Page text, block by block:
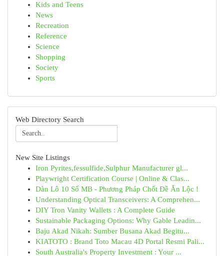
Kids and Teens
News
Recreation
Reference
Science
Shopping
Society
Sports
Web Directory Search
New Site Listings
Iron Pyrites,fessulfide,Sulphur Manufacturer gl...
Playwright Certification Course | Online & Clas...
Dàn Lô 10 Số MB - Phương Pháp Chốt Đề Ăn Lộc !
Understanding Optical Transceivers: A Comprehen...
DIY Tron Vanity Wallets : A Complete Guide
Sustainable Packaging Options: Why Gable Leadin...
Baju Akad Nikah: Sumber Busana Akad Begitu...
KIATOTO : Brand Toto Macau 4D Portal Resmi Pali...
South Australia's Property Investment : Your ...